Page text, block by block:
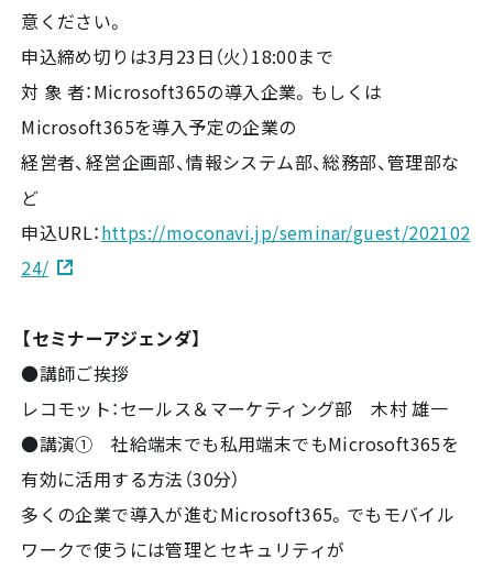
意ください。
申込締め切りは3月23日（火）18:00まで
対 象 者：Microsoft365の導入企業。もしくは
Microsoft365を導入予定の企業の
経営者、経営企画部、情報システム部、総務部、管理部な
ど
申込URL：https://moconavi.jp/seminar/guest/202102
24/
【セミナーアジェンダ】
●講師ご挨拶
レコモット：セールス＆マーケティング部 木村 雄一
●講演① 社給端末でも私用端末でもMicrosoft365を
有効に活用する方法（30分）
多くの企業で導入が進むMicrosoft365。でもモバイル
ワークで使うには管理とセキュリティが